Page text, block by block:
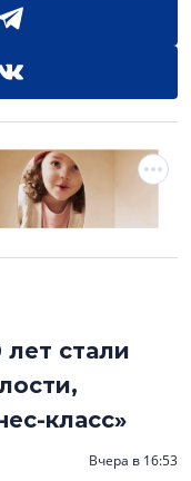
лет стали
класс»
Вчера в 16:53